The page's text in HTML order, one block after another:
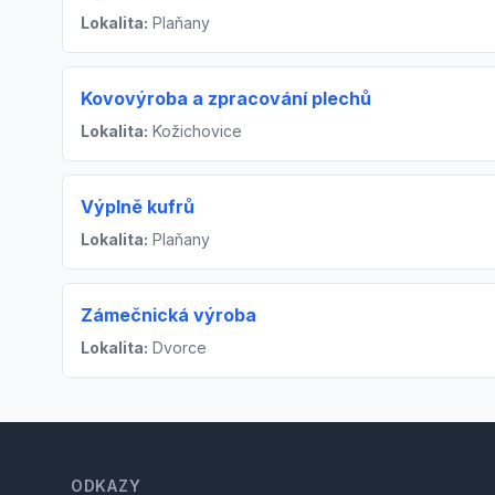
Lokalita: Plaňany
Kovovýroba a zpracování plechů
Lokalita: Kožichovice
Výplně kufrů
Lokalita: Plaňany
Zámečnická výroba
Lokalita: Dvorce
ODKAZY